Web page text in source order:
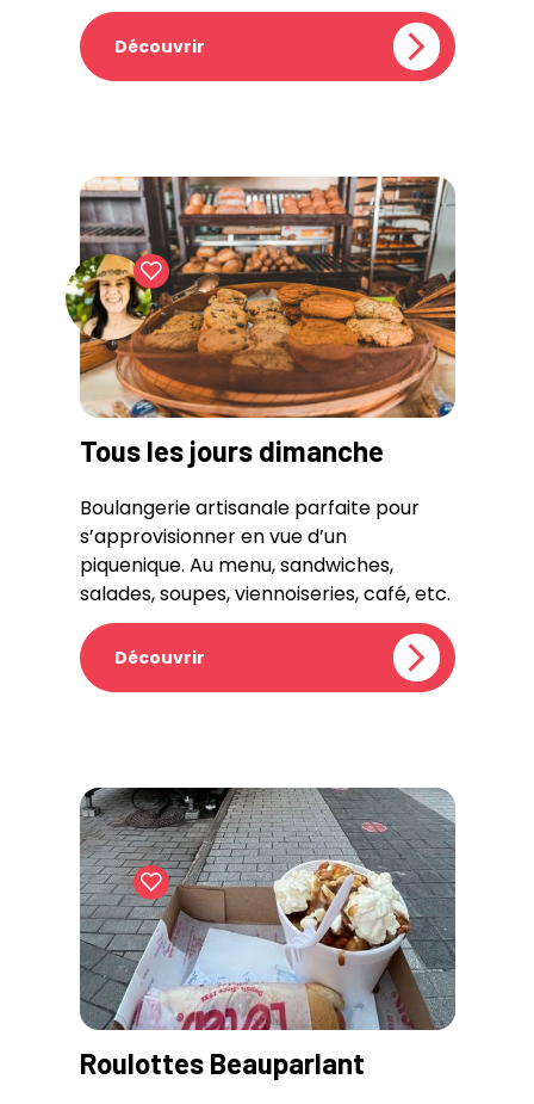
Découvrir
Tous les jours dimanche
Boulangerie artisanale parfaite pour
s’approvisionner en vue d’un
piquenique. Au menu, sandwiches,
salades, soupes, viennoiseries, café, etc.
Découvrir
Roulottes Beauparlant